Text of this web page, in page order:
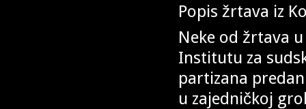
Popis žrtava iz
Neke od žrtava
Institutu za
partizana
u zajedničkoj